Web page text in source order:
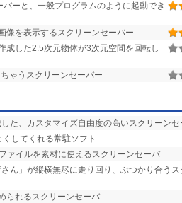
ーと、一般プログラムのように起動でき
像を表示するスクリーンセーバー
成した2.5次元物体が3次元空間を回転し
ゃうスクリーンセーバー
た、カスタマイズ自由度の高いスクリーンセ
してくれる常駐ソフト
ァイルを素材に使えるスクリーンセーバ
ん」が縦横無尽に走り回り、ぶつかり合うス
られるスクリーンセーバ